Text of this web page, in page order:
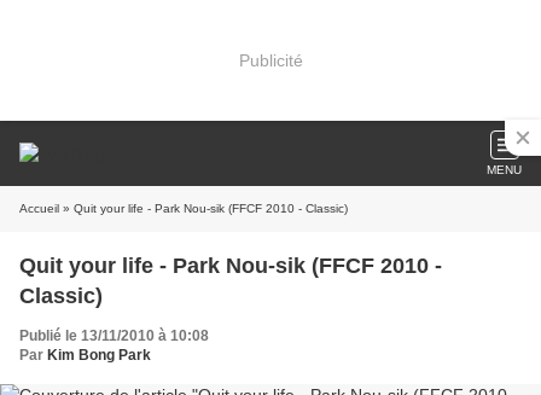
Publicité
MENU
Accueil » Quit your life - Park Nou-sik (FFCF 2010 - Classic)
Quit your life - Park Nou-sik (FFCF 2010 -
Classic)
Publié le 13/11/2010 à 10:08
Par Kim Bong Park